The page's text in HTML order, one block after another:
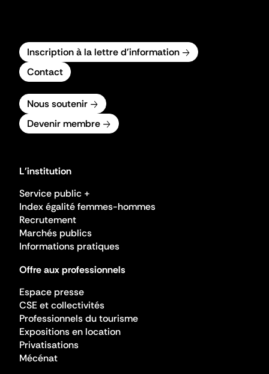
Inscription à la lettre d'information
Contact
Nous soutenir
Devenir membre
L'institution
Service public +
Index égalité femmes-hommes
Recrutement
Marchés publics
Informations pratiques
Offre aux professionnels
Espace presse
CSE et collectivités
Professionnels du tourisme
Expositions en location
Privatisations
Mécénat